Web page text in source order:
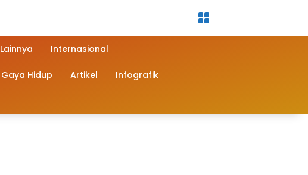
Lainnya Internasional
Gaya Hidup Artikel Infografik